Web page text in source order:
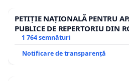
PETIȚIE NAȚIONALĂ PENTRU
PUBLICE DE REPERTORIU DIN
1 764 semnături
Notificare de transparență